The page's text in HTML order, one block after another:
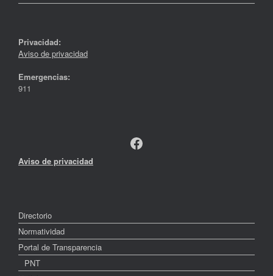
Privacidad:
Aviso de privacidad
Emergencias:
911
Facebook
Aviso de privacidad
Directorio
Normatividad
Portal de Transparencia
PNT